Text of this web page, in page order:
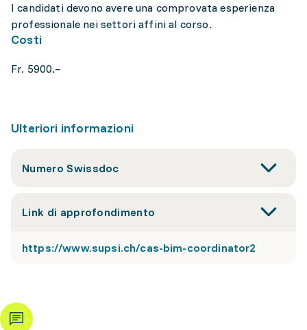
I candidati devono avere una comprovata esperienza
professionale nei settori affini al corso.
Costi
Fr. 5900.–
Ulteriori informazioni
Numero Swissdoc
Link di approfondimento
https://www.supsi.ch/cas-bim-coordinator2